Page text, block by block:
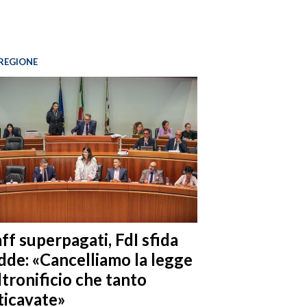
superpagati, FdI sfida
«Cancelliamo la legge
che tanto